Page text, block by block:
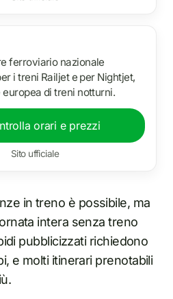
ferroviario nazionale
i treni Railjet e per Nightjet,
europea di treni notturni.
orari e prezzi
Sito ufficiale
in treno è possibile, ma
intera senza treno
pubblicizzati richiedono
e molti itinerari prenotabili